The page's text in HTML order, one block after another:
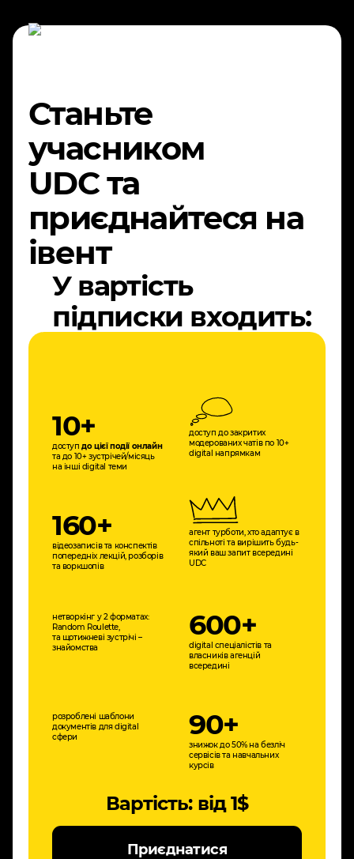
Станьте
учасником
UDC та
приєднайтеся на
івент
У вартість
підписки входить:
10+
доступдо цієї події онлайн
та до 10+ зустрічей/місяць
на інші digital теми
доступ до закритих
модерованих чатів по 10+
digital напрямкам
160+
відеозаписів та конспектів
попередніх лекцій, розборів
та воркшопів
агент турботи, хто адаптує в
спільноті та вирішить будь-
який ваш запит всередині
UDC
нетворкінг у 2 форматах:
Random Roulette,
та щотижневі зустрічі –
знайомства
600+
digital спеціалістів та
власників агенцій
всередині
розроблені шаблони
документів для digital
cфери
90+
знижок до 50% на безліч
сервісів та навчальних
курсів
Вартість: від 1$
Приєднатися